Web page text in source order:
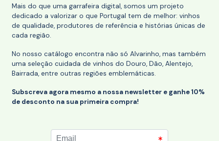
Mais do que uma garrafeira digital, somos um projeto
dedicado a valorizar o que Portugal tem de melhor: vinhos
de qualidade, produtores de referência e histórias únicas de
cada região.
No nosso catálogo encontra não só Alvarinho, mas também
uma seleção cuidada de vinhos do Douro, Dão, Alentejo,
Bairrada, entre outras regiões emblemáticas.
Subscreva agora mesmo a nossa newsletter e ganhe 10%
de desconto na sua primeira compra!